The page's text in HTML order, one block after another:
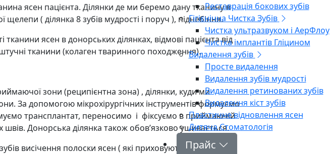
Реставрація бокових зубів
Гігієнічна Чистка Зубів
Чистка ультразвуком і АерФлоу
Чистка імплантів Гліцином
Видалення зубів
Просте видалення
Видалення зубів мудрості
Видалення ретинованих зубів
Видалення кіст зубів
Пластичне відновлення ясен
Дитяча Стоматологія
Прайс
ясен пацієнта. Ділянки де ми беремо дану тканину в
( ділянка 8 зубів мудрості і поруч ), піднебіння.
тканини ясен в донорських ділянках, відмові пацієнта від
тканини (колаген тваринного походження).
зони (реципієнтна зона) , ділянки, куди ми
За допомогою мікрохірургічних інструментів формуємо
трансплантат, переносимо і фіксуємо в приймаючій
швів. Донорська ділянка також обов’язково ушивається.
висічення полоски ясен ( які приховують зуб)